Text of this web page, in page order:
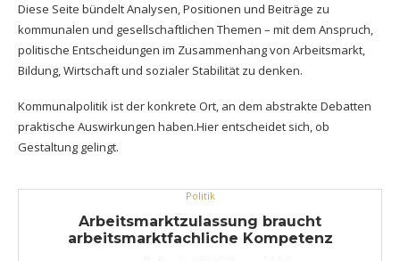
Diese Seite bündelt Analysen, Positionen und Beiträge zu
kommunalen und gesellschaftlichen Themen – mit dem Anspruch,
politische Entscheidungen im Zusammenhang von Arbeitsmarkt,
Bildung, Wirtschaft und sozialer Stabilität zu denken.
Kommunalpolitik ist der konkrete Ort, an dem abstrakte Debatten
praktische Auswirkungen haben.Hier entscheidet sich, ob
Gestaltung gelingt.
Politik
Arbeitsmarktzulassung braucht
arbeitsmarktfachliche Kompetenz